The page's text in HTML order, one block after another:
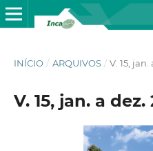
INÍCIO / ARQUIVOS / V. 15, jan.
V. 15, jan. a dez.